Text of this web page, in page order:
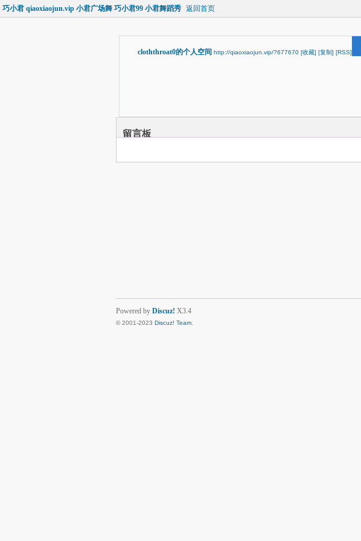
巧小君 qiaoxiaojun.vip 小君广场舞 巧小君99 小君舞蹈秀 返回首页
cloththroat0的个人空间 http://qiaoxiaojun.vip/?677670 [收藏] [复制] [RSS]
留言板
Powered by Discuz! X3.4
© 2001-2023 Discuz! Team